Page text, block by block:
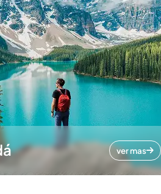
ver mas